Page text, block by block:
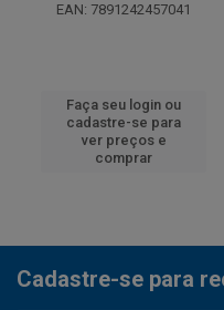
EAN: 7891242457041
Faça seu login ou
cadastre-se para
ver preços e
comprar
Cadastre-se para